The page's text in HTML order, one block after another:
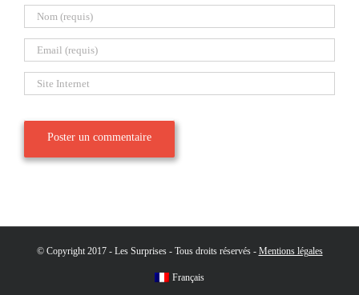
© Copyright 2017 - Les Surprises - Tous droits réservés - Mentions légales
Français